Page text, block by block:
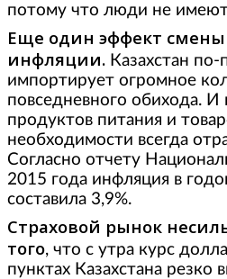
потому что люди не
Еще один эффект смены
инфляции. Казахстан
импортирует огромное
повседневного обихода. И
продуктов питания и
необходимости всегда
Согласно отчету
2015 года инфляция в
составила 3,9%.
Страховой рынок
того, что с утра курс
пунктах Казахстана резко